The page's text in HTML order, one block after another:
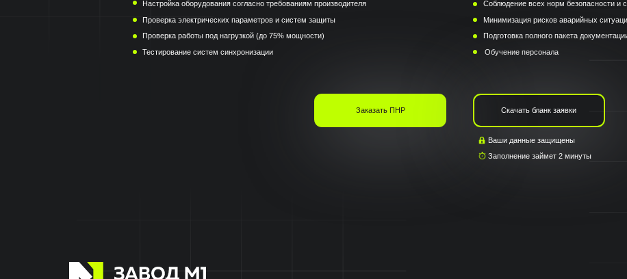
Проверка работы под нагрузкой (до 75% мощности)
Тестирование систем синхронизации
Подготовка полного пакета документации по результатам ПНР
Обучение персонала
Ваши данные защищены
Заполнение займет 2 минуты